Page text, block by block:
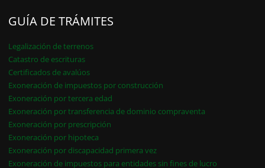
GUÍA DE TRÁMITES
Legalización de terrenos
Catastro de escrituras
Certificados de avalúos
Exoneración de impuestos por construcción
Exoneración por tercera edad
Exoneración por transferencia de dominio compraventa
Exoneración por prescripción
Exoneración por hipoteca
Exoneración por discapacidad primera vez
Exoneración de impuestos para entidades sin fines de lucro